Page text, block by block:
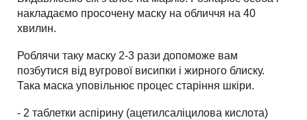
накладаємо просочену маску на обличчя на 40
хвилин.
Роблячи таку маску 2-3 рази допоможе вам
позбутися від вугрової висипки і жирного блиску.
Така маска уповільнює процес старіння шкіри.
- 2 таблетки аспірину (ацетилсаліцилова кислота)